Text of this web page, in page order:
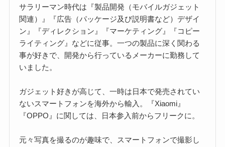
サラリーマン時代は『製品開発（モバイルガジェット
関連）』『広告（パッケージ及び説明書など）デザイ
ン』『ディレクション』『マーケティング』『コピー
ライティング』などに従事。一つの製品に深く関わる
事が好きで、開発から行っているメーカーに勤務して
いました。
ガジェット好きが高じて、一時は日本で発売されてい
ないスマートフォンを海外から輸入。『Xiaomi』
『OPPO』に関しては、日本参入前からフリークに。
元々写真を撮るのが趣味で、スマートフォンで撮影し